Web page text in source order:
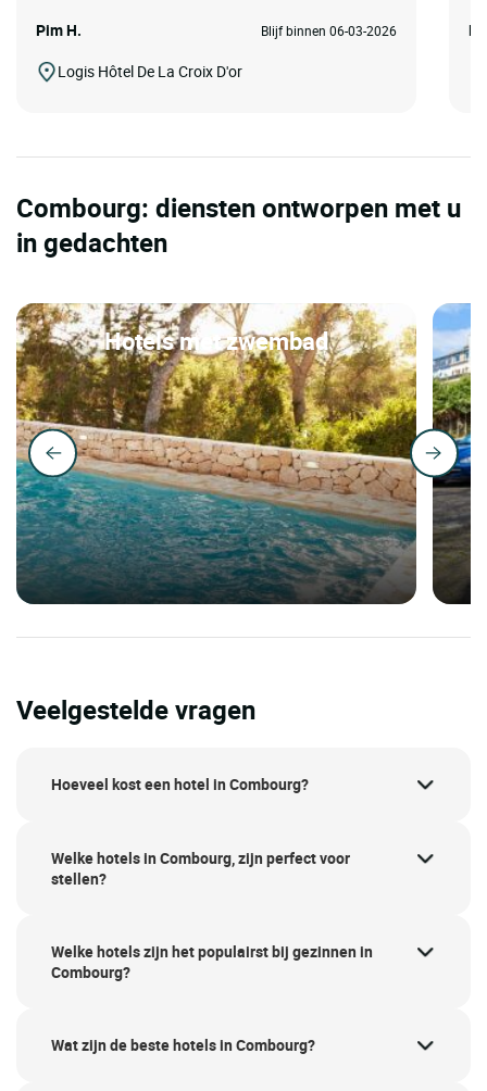
Pim H. Blijf binnen 06-03-2026
Logis Hôtel De La Croix D'or
Combourg: diensten ontworpen met u
in gedachten
Hotels met zwembad
Veelgestelde vragen
Hoeveel kost een hotel in Combourg?
Welke hotels in Combourg, zijn perfect voor
stellen?
Welke hotels zijn het populairst bij gezinnen in
Combourg?
Wat zijn de beste hotels in Combourg?